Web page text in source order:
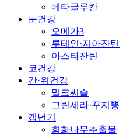
베타글루칸
눈건강
오메가3
루테인·지아잔틴
아스타잔틴
코건강
간·위건강
밀크씨슬
그린세라·꾸지뽕
갱년기
회화나무추출물